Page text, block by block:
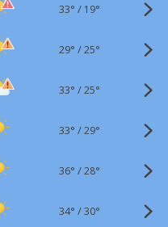
33° / 19°
29° /25°
33° /25°
33° /29°
36° /28°
34° /30°